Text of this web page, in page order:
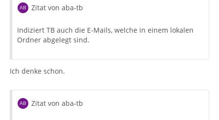
Zitat von aba-tb
Indiziert TB auch die E-Mails, welche in einem lokalen
Ordner abgelegt sind.
Ich denke schon.
Zitat von aba-tb